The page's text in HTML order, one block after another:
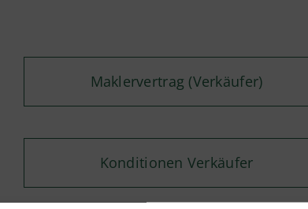
Maklervertrag (Verkäufer)
Konditionen Verkäufer